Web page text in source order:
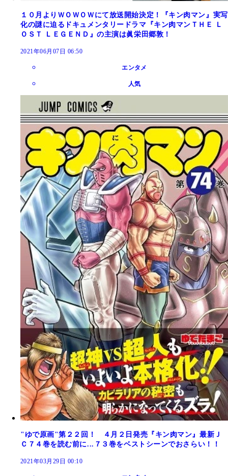
１０月よりＷＯＷＯＷにて放送開始決定！『キン肉マン』実写
化の謎に迫るドキュメンタリードラマ『キン肉マンＴＨＥ Ｌ
ＯＳＴ ＬＥＧＥＮＤ』の主演は眞栄田郷敦！
2021年06月07日 06:50
エンタメ
人気
"ゆで原画"第２２回！ ４月２日発売『キン肉マン』最新Ｊ
Ｃ７４巻を読む前に...７３巻をベストシーンでおさらい！！
2021年03月29日 00:10